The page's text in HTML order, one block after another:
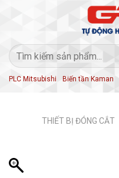
Tìm
kiếm:
PLC Mitsubishi Biến tần Kaman
THIẾT BỊ ĐÓNG CẮT